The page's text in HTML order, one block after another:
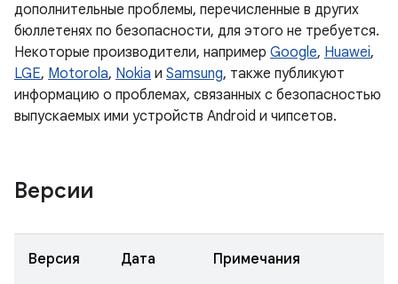
дополнительные проблемы, перечисленные в других
бюллетенях по безопасности, для этого не требуется.
Некоторые производители, например Google, Huawei,
LGE, Motorola, Nokia и Samsung, также публикуют
информацию о проблемах, связанных с безопасностью
выпускаемых ими устройств Android и чипсетов.
Версии
Версия Дата Примечания